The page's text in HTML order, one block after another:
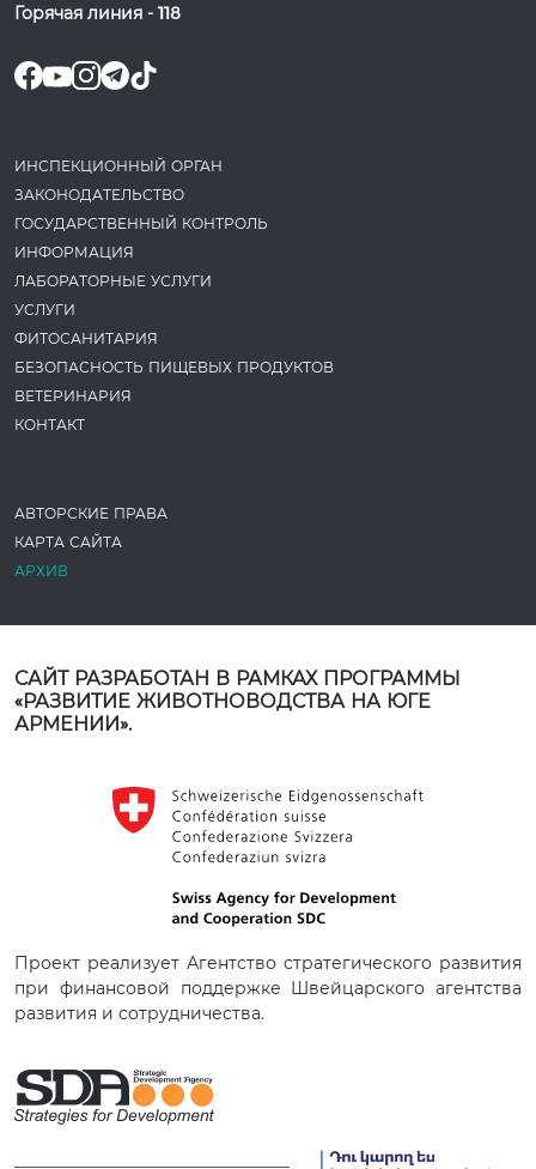
Горячая линия - 118
ИНСПЕКЦИОННЫЙ ОРГАН
ЗАКОНОДАТЕ­ЛЬСТВО
ГОСУДАРСТВЕННЫЙ КОНТРОЛЬ
ИНФОРМАЦИЯ
ЛАБОРАТОРНЫЕ УСЛУГИ
УСЛУГИ
ФИТОСАНИТАРИЯ
БЕЗОПАСНОСТЬ ПИЩЕВЫХ ПРОДУКТОВ
ВЕТЕРИНАРИЯ
КОНТАКТ
АВТОРСКИЕ ПРАВА
КАРТА САЙТА
АРХИВ
САЙТ РАЗРАБОТАН В РАМКАХ ПРОГРАММЫ
«РАЗВИТИЕ ЖИВОТНОВОДСТВА НА ЮГЕ
АРМЕНИИ».
Проект реализует Агентство стратегического развития
при финансовой поддержке Швейцарского агентства
развития и сотрудничества.